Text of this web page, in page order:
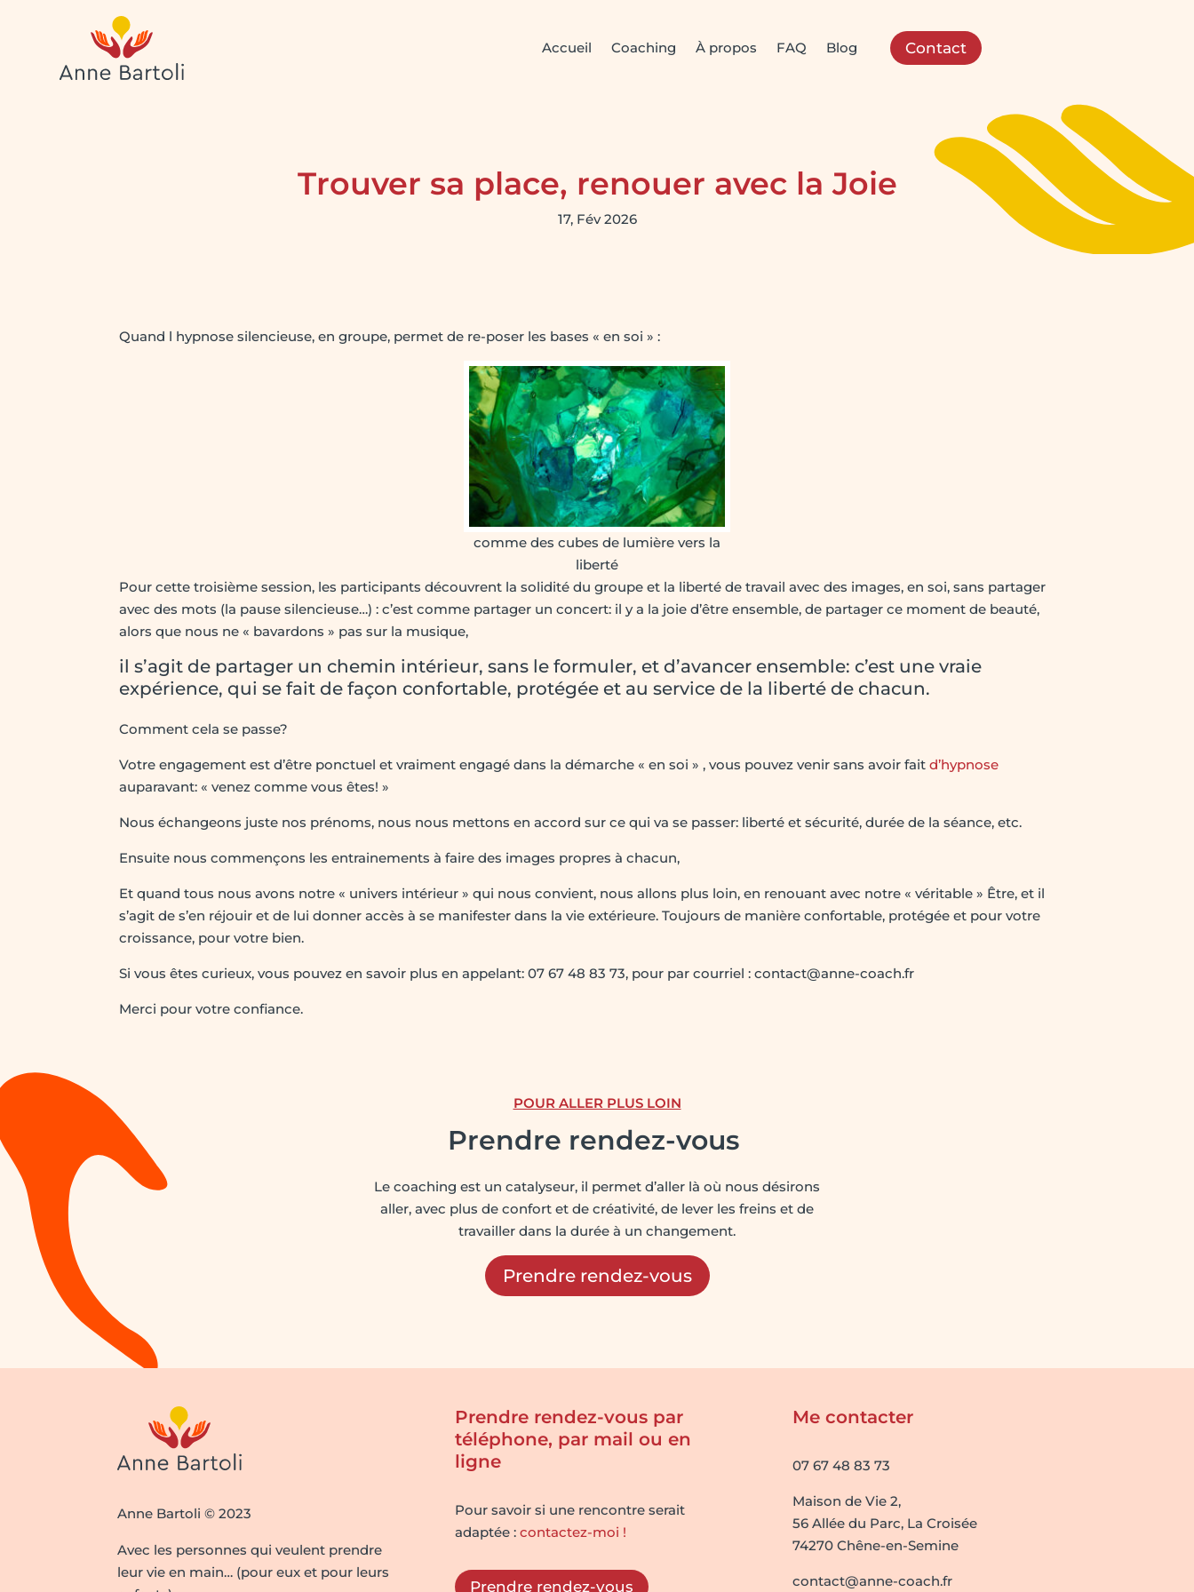
Accueil Coaching À propos FAQ Blog Contact
Trouver sa place, renouer avec la Joie
17, Fév 2026
Quand l hypnose silencieuse, en groupe, permet de re-poser les bases « en soi » :
comme des cubes de lumière vers la
liberté
Pour cette troisième session, les participants découvrent la solidité du groupe et la liberté de travail avec des images, en soi, sans partager
avec des mots (la pause silencieuse…) : c’est comme partager un concert: il y a la joie d’être ensemble, de partager ce moment de beauté,
alors que nous ne « bavardons » pas sur la musique,
il s’agit de partager un chemin intérieur, sans le formuler, et d’avancer ensemble: c’est une vraie
expérience, qui se fait de façon confortable, protégée et au service de la liberté de chacun.
Comment cela se passe?
Votre engagement est d’être ponctuel et vraiment engagé dans la démarche « en soi » , vous pouvez venir sans avoir faitd’hypnose
auparavant: « venez comme vous êtes! »
Nous échangeons juste nos prénoms, nous nous mettons en accord sur ce qui va se passer: liberté et sécurité, durée de la séance, etc.
Ensuite nous commençons les entrainements à faire des images propres à chacun,
Et quand tous nous avons notre « univers intérieur » qui nous convient, nous allons plus loin, en renouant avec notre « véritable » Être, et il
s’agit de s’en réjouir et de lui donner accès à se manifester dans la vie extérieure. Toujours de manière confortable, protégée et pour votre
croissance, pour votre bien.
Si vous êtes curieux, vous pouvez en savoir plus en appelant: 07 67 48 83 73, pour par courriel : contact@anne-coach.fr
Merci pour votre confiance.
POUR ALLER PLUS LOIN
Prendre rendez-vous
Le coaching est un catalyseur, il permet d’aller là où nous désirons
aller, avec plus de confort et de créativité, de lever les freins et de
travailler dans la durée à un changement.
Prendre rendez-vous
Anne Bartoli © 2023
Avec les personnes qui veulent prendre
leur vie en main… (pour eux et pour leurs
Prendre rendez-vous par
téléphone, par mail ou en
ligne
Pour savoir si une rencontre serait
adaptée : contactez-moi !
Prendre rendez-vous
Me contacter
07 67 48 83 73
Maison de Vie 2,
56 Allée du Parc, La Croisée
74270 Chêne-en-Semine
contact@anne-coach.fr